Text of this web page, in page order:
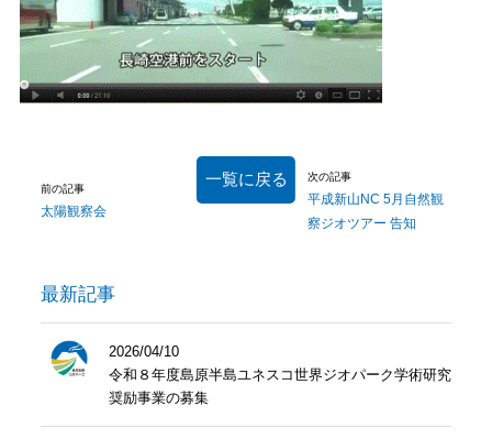
前の記事
太陽観察会
次の記事
平成新山NC 5月自然観
察ジオツアー 告知
一覧に戻る
最新記事
2026/04/10
令和８年度島原半島ユネスコ世界ジオパーク学術研究
奨励事業の募集